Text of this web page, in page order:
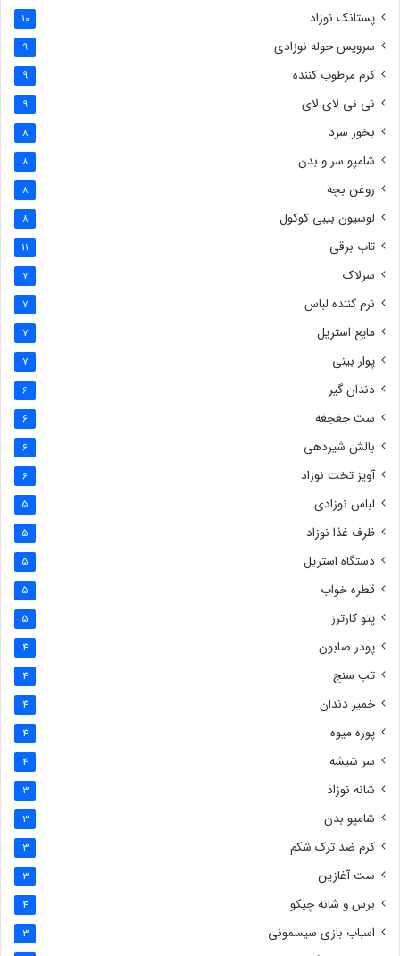
پستانک نوزاد 10
سرویس حوله نوزادی 9
کرم مرطوب کننده 9
نی نی لای لای 9
بخور سرد 8
شامپو سر و بدن 8
روغن بچه 8
لوسیون بیبی کوکول 8
تاب برقی 11
سرلاک 7
نرم کننده لباس 7
مایع استریل 7
پوار بینی 7
دندان گیر 6
ست جغجغه 6
بالش شیردهی 6
آویز تخت نوزاد 6
لباس نوزادی 5
ظرف غذا نوزاد 5
دستگاه استریل 5
قطره خواب 5
پتو کارترز 5
پودر صابون 4
تب سنج 4
خمیر دندان 4
پوره میوه 4
سر شیشه 4
شانه نوزاذ 3
شامپو بدن 3
کرم ضد ترک شکم 3
ست آغازین 3
برس و شانه چیکو 4
اسباب بازی سیسمونی 3